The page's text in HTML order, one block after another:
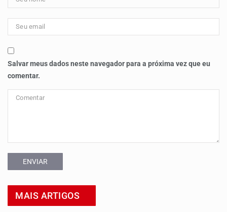
Salvar meus dados neste navegador para a próxima vez que eu
comentar.
ENVIAR
MAIS ARTIGOS